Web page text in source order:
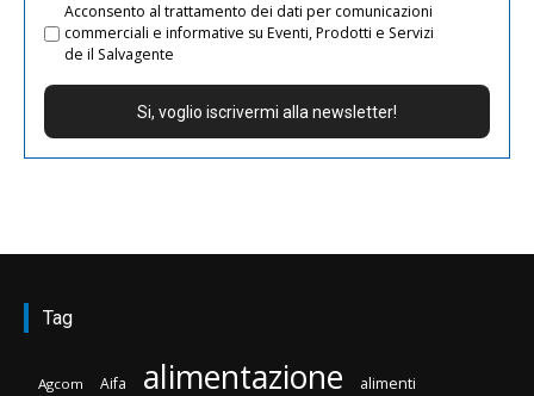
Acconsento al trattamento dei dati per comunicazioni
commerciali e informative su Eventi, Prodotti e Servizi
de il Salvagente
Tag
Agcom Aifa alimentazione alimenti